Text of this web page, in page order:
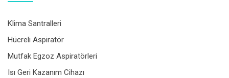
Klima Santralleri
Hücreli Aspiratör
Mutfak Egzoz Aspiratörleri
Isı Geri Kazanım Cihazı